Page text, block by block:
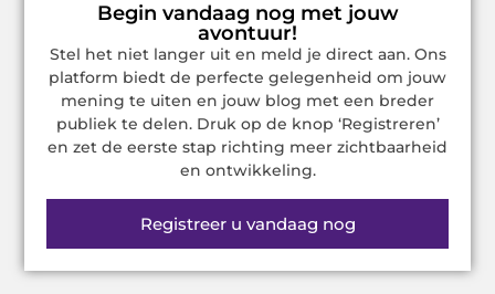
Begin vandaag nog met jouw
avontuur!
Stel het niet langer uit en meld je direct aan. Ons
platform biedt de perfecte gelegenheid om jouw
mening te uiten en jouw blog met een breder
publiek te delen. Druk op de knop ‘Registreren’
en zet de eerste stap richting meer zichtbaarheid
en ontwikkeling.
Registreer u vandaag nog